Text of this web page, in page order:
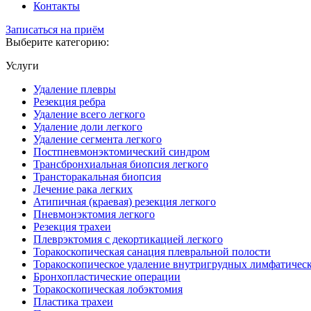
Контакты
Записаться на приём
Выберите категорию:
Услуги
Удаление плевры
Резекция ребра
Удаление всего легкого
Удаление доли легкого
Удаление сегмента легкого
Постпневмонэктомический синдром
Трансбронхиальная биопсия легкого
Трансторакальная биопсия
Лечение рака легких
Атипичная (краевая) резекция легкого
Пневмонэктомия легкого
Резекция трахеи
Плеврэктомия с декортикацией легкого
Торакоскопическая санация плевральной полости
Торакоскопическое удаление внутригрудных
Бронхопластические операции
Торакоскопическая лобэктомия
Пластика трахеи